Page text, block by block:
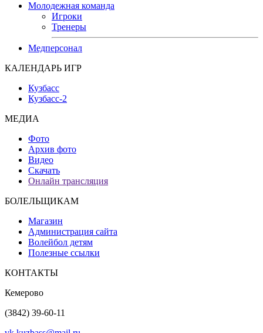
Молодежная команда
Игроки
Тренеры
Медперсонал
КАЛЕНДАРЬ ИГР
Кузбасс
Кузбасс-2
МЕДИА
Фото
Архив фото
Видео
Скачать
Онлайн трансляция
БОЛЕЛЬЩИКАМ
Магазин
Администрация сайта
Волейбол детям
Полезные ссылки
КОНТАКТЫ
Кемерово
(3842) 39-60-11